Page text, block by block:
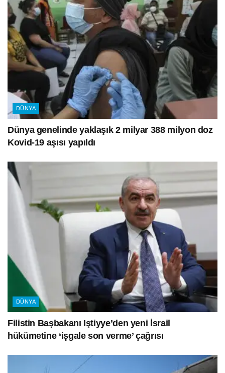
DÜNYA
Dünya genelinde yaklaşık 2 milyar 388 milyon doz
Kovid-19 aşısı yapıldı
DÜNYA
Filistin Başbakanı Iştiyye’den yeni İsrail
hükümetine ‘işgale son verme’ çağrısı